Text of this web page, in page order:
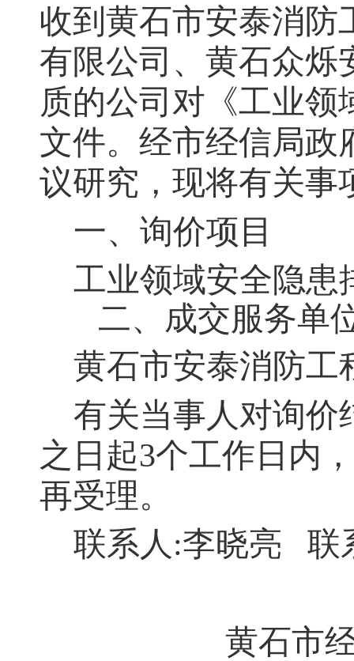
收到 黄石市安泰消防
有限公司、黄石众烁
质的公司对《工业
文件。经市经信局政
议研究，现将有关事
一、询价项目
工业领域安全隐患
二、成交服务单
黄石市安泰消防工
有关当事⼈对询价
之日起3个工作日内
再受理。
联系⼈:李晓亮
联
黄石市